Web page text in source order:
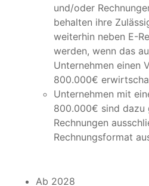
und/oder
behalten ihre
weiterhin neben E-
werden, wenn das
Unternehmen einen
800.000€
Unternehmen mit
800.000€ sind
Rechnungen
Rechnungsformat
Ab 2028